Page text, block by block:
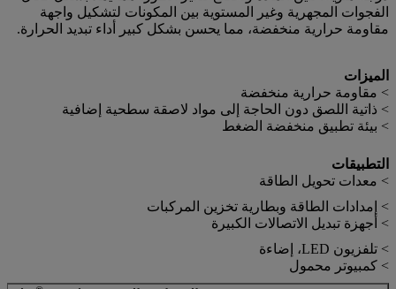
الفجوات المجهرية وغير المستوية بين المكونات لتشكيل واجهة
مقاومة حرارية منخفضة، مما يحسن بشكل كبير أداء تبديد الحرارة.
الميزات
> مقاومة حرارية منخفضة
> ذاتية اللصق دون الحاجة إلى مواد لاصقة سطحية إضافية
> بيئة تطبيق منخفضة الضغط
التطبيقات
> معدات تحويل الطاقة
> إمدادات الطاقة وبطارية تخزين المركبات
> أجهزة تبديل الاتصالات الكبيرة
> تلفزيون LED، إضاءة
> كمبيوتر محمول